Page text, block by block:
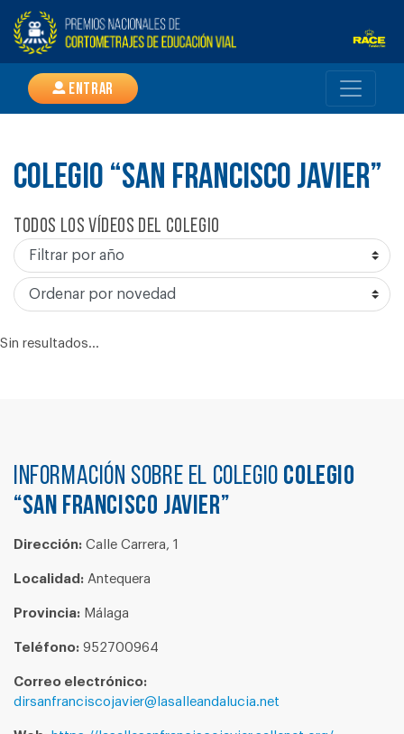
Entrar
COLEGIO “SAN FRANCISCO JAVIER”
Todos los vídeos del colegio
Sin resultados...
Información sobre el colegio COLEGIO
“SAN FRANCISCO JAVIER”
Dirección: Calle Carrera, 1
Localidad: Antequera
Provincia: Málaga
Teléfono: 952700964
Correo electrónico:
dirsanfranciscojavier@lasalleandalucia.net